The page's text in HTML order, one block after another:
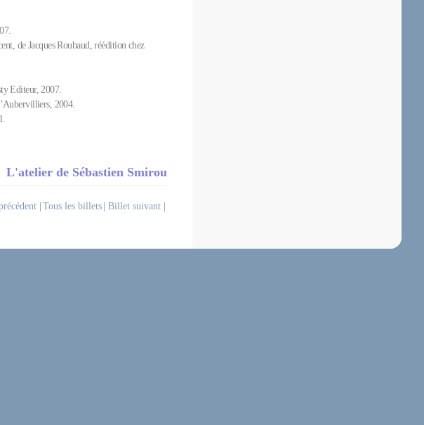
de Jacques Roubaud, réédition chez
Editeur, 2007.
2004.
L'atelier de Sébastien Smirou
Tous les billets Billet suivant